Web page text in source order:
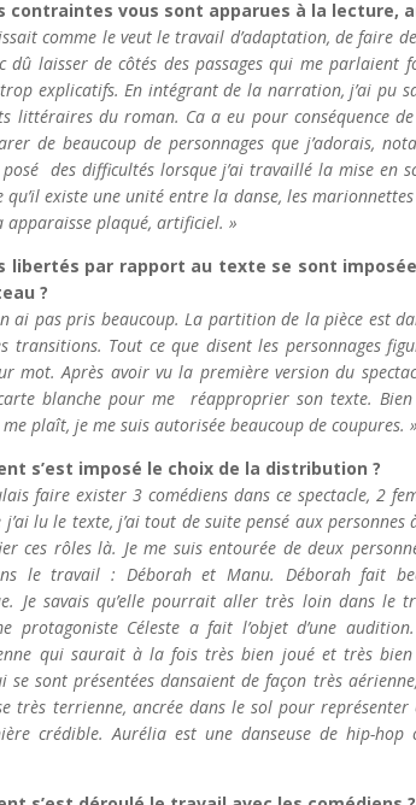
contraintes vous sont apparues à la lecture,
comme le veut le travail d’adaptation, de faire
dû laisser de côtés des passages qui me parlaient
explicatifs. En intégrant de la narration, j’ai pu
littéraires du roman. Ca a eu pour conséquence
de beaucoup de personnages que j’adorais,
posé des difficultés lorsque j’ai travaillé la mise en
qu’il existe une unité entre la danse, les
apparaisse plaqué, artificiel. »
libertés par rapport au texte se sont
?
ai pas pris beaucoup. La partition de la pièce est
transitions. Tout ce que disent les personnages
mot. Après avoir vu la première version du
blanche pour me réapproprier son texte.
me plaît, je me suis autorisée beaucoup de coupures. »
s’est imposé le choix de la distribution ?
faire exister 3 comédiens dans ce spectacle, 2
j’ai lu le texte, j’ai tout de suite pensé aux personnes
ces rôles là. Je me suis entourée de deux
le travail : Déborah et Manu. Déborah fait
Je savais qu’elle pourrait aller très loin dans le
protagoniste Céleste a fait l’objet d’une
qui saurait à la fois très bien joué et très bien
se sont présentées dansaient de façon très
très terrienne, ancrée dans le sol pour
crédible. Aurélia est une danseuse de hip-hop